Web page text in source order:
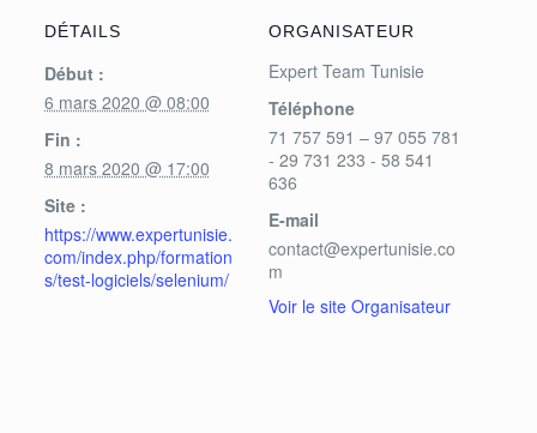
DÉTAILS
Début :
6 mars 2020 @ 08:00
Fin :
8 mars 2020 @ 17:00
Site :
https://www.expertunisie.
com/index.php/formation
s/test-logiciels/selenium/
ORGANISATEUR
Expert Team Tunisie
Téléphone
71 757 591 – 97 055 781
- 29 731 233 - 58 541
636
E-mail
contact@expertunisie.co
m
Voir le site Organisateur